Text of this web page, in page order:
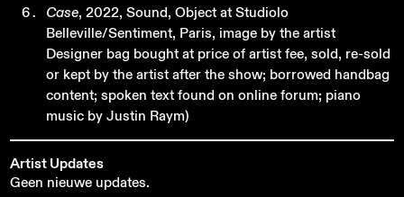
Case, 2022, Sound, Object at Studiolo
Belleville/Sentiment, Paris, image by the artist
Designer bag bought at price of artist fee, sold, re-sold
or kept by the artist after the show; borrowed handbag
content; spoken text found on online forum; piano
music by Justin Raym)
Artist Updates
Geen nieuwe updates.